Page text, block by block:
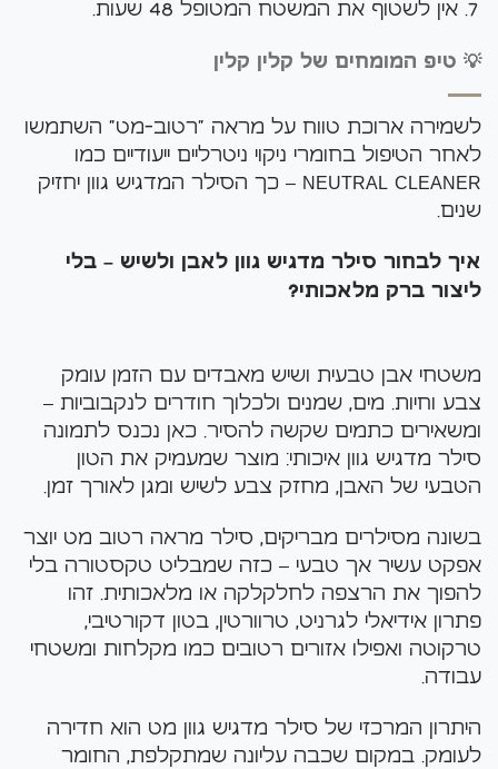
אין לשטוף את המשטח המטופל 48 שעות.
💡 טיפ המומחים של קלין קלין
לשמירה ארוכת טווח על מראה "רטוב-מט" השתמשו
לאחר הטיפול בחומרי ניקוי ניטרליים ייעודיים כמו
NEUTRAL CLEANER – כך הסילר המדגיש גוון יחזיק
שנים.
איך לבחור סילר מדגיש גוון לאבן ולשיש – בלי
ליצור ברק מלאכותי?
משטחי אבן טבעית ושיש מאבדים עם הזמן עומק
צבע וחיות. מים, שמנים ולכלוך חודרים לנקבוביות –
ומשאירים כתמים שקשה להסיר. כאן נכנס לתמונה
סילר מדגיש גוון איכותי: מוצר שמעמיק את הטון
הטבעי של האבן, מחזק צבע לשיש ומגן לאורך זמן.
בשונה מסילרים מבריקים, סילר מראה רטוב מט יוצר
אפקט עשיר אך טבעי – כזה שמבליט טקסטורה בלי
להפוך את הרצפה לחלקלקה או מלאכותית. זהו
פתרון אידיאלי לגרניט, טרוורטין, בטון דקורטיבי,
טרקוטה ואפילו אזורים רטובים כמו מקלחות ומשטחי
עבודה.
היתרון המרכזי של סילר מדגיש גוון מט הוא חדירה
לעומק. במקום שכבה עליונה שמתקלפת, החומר